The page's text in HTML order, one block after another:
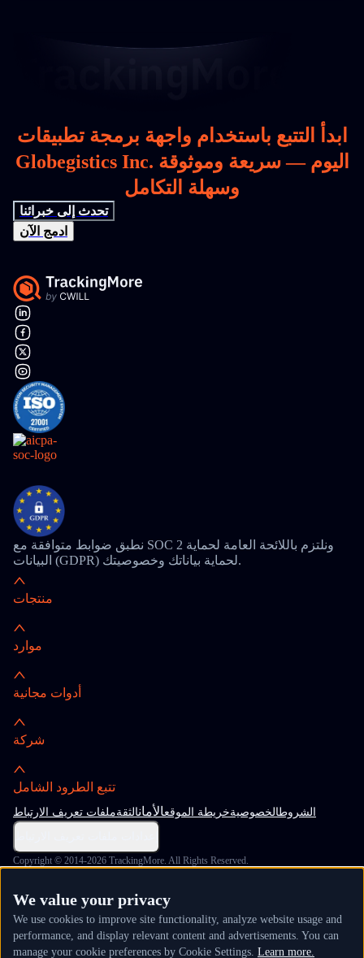
ابدأ التتبع باستخدام واجهة برمجة تطبيقات
Globegistics Inc. اليوم — سريعة وموثوقة
وسهلة التكامل
تحدث إلى خبرائنا
ادمج الآن
نطبق ضوابط متوافقة مع SOC 2 ونلتزم باللائحة العامة لحماية
البيانات (GDPR) لحماية بياناتك وخصوصيتك.
منتجات
موارد
أدوات مجانية
شركة
تتبع الطرود الشامل
الشروطالخصوصيةخريطة الموقعالأمانالثقةملفات تعريف الارتباط
Copyright © 2014-2026 TrackingMore. All Rights Reserved.
We value your privacy
We use cookies to improve site functionality, analyze website usage and
performance, and display relevant content and advertisements. You can
manage your cookie preferences by Cookie Settings. Learn more.